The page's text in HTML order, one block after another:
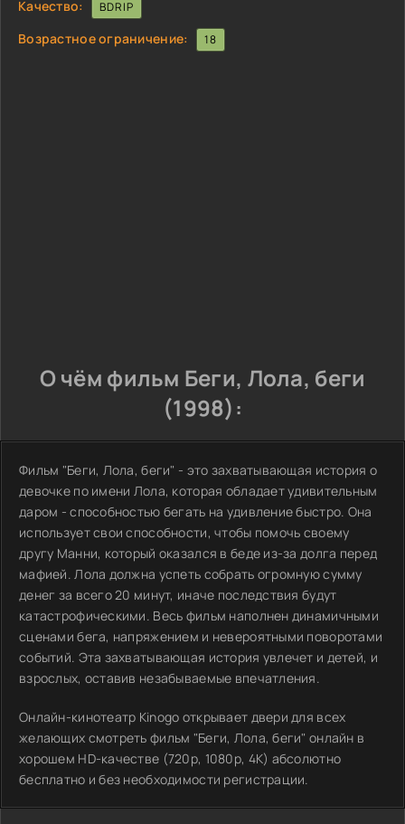
Качество:
BDRIP
Возрастное ограничение: 18
О чём фильм Беги, Лола, беги
(1998):
Фильм "Беги, Лола, беги" - это захватывающая история о
девочке по имени Лола, которая обладает удивительным
даром - способностью бегать на удивление быстро. Она
использует свои способности, чтобы помочь своему
другу Манни, который оказался в беде из-за долга перед
мафией. Лола должна успеть собрать огромную сумму
денег за всего 20 минут, иначе последствия будут
катастрофическими. Весь фильм наполнен динамичными
сценами бега, напряжением и невероятными поворотами
событий. Эта захватывающая история увлечет и детей, и
взрослых, оставив незабываемые впечатления.
Онлайн-кинотеатр Kinogo открывает двери для всех
желающих смотреть фильм "Беги, Лола, беги" онлайн в
хорошем HD-качестве (720p, 1080p, 4K) абсолютно
бесплатно и без необходимости регистрации.